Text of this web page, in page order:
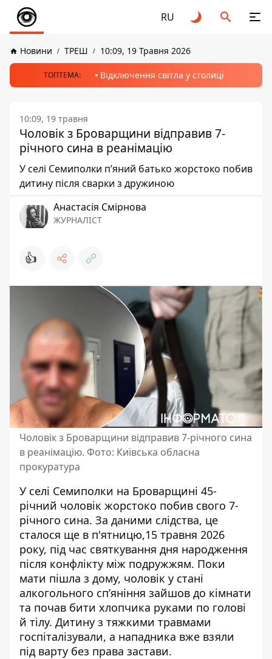
RU
Новини ТРЕШ 10:09, 19 Травня 2026
ТОПТЕМА: Відключення світла у столиці
10:09, 19 травня
Чоловік з Броварщини відправив 7-
річного сина в реанімацію
У селі Семиполки п’яний батько жорстоко побив
дитину після сварки з дружиною
Анастасія Смірнова
ЖУРНАЛІСТ
👍
Чоловік з Броварщини відправив 7-річного сина
в реанімацію. Фото: Київська обласна
прокуратура
У селі Семиполки на Броварщині 45-
річний чоловік жорстоко побив свого 7-
річного сина. За даними слідства, це
сталося ще в п'ятницю,15 травня 2026
року, під час святкування дня народження
після конфлікту між подружжям. Поки
мати пішла з дому, чоловік у стані
алкогольного сп’яніння зайшов до кімнати
та почав бити хлопчика руками по голові
й тілу. Дитину з тяжкими травмами
госпіталізували, а нападника вже взяли
під варту без права застави.